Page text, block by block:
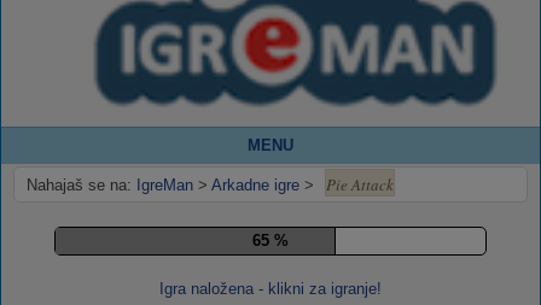
MENU
Nahajaš se na: IgreMan > Arkadne igre > Pie Attack
70 %
Igra naložena - klikni za igranje!